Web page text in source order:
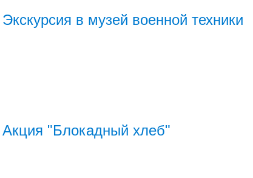
Экскурсия в музей военной техники
Акция "Блокадный хлеб"